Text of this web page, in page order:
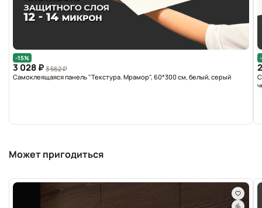
-15%
3 028 ₽ 3 562 ₽
Самоклеящаяся панель "Текстура. Мрамор", 60*300 см, белый, серый
Может пригодиться